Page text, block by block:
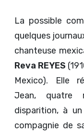
La possible
quelques
chanteuse
Reva REYES
Mexico). Elle
Jean, quatre
disparition, à
compagnie de